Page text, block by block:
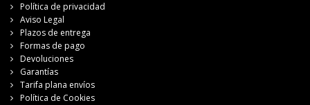
Política de privacidad
Aviso Legal
Plazos de entrega
Formas de pago
Devoluciones
Garantías
Tarifa plana envíos
Política de Cookies